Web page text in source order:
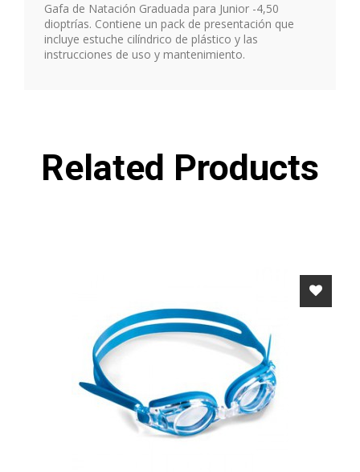
Gafa de Natación Graduada para Junior -4,50
dioptrías. Contiene un pack de presentación que
incluye estuche cilíndrico de plástico y las
instrucciones de uso y mantenimiento.
Related Products